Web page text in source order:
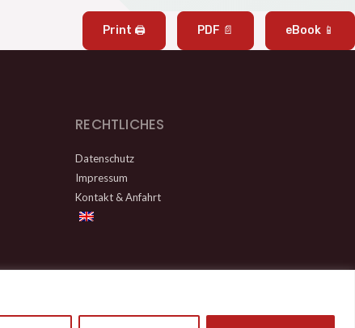
Print 🖨 PDF 📄 eBook 📱
RECHTLICHES
Datenschutz
Impressum
Kontakt & Anfahrt